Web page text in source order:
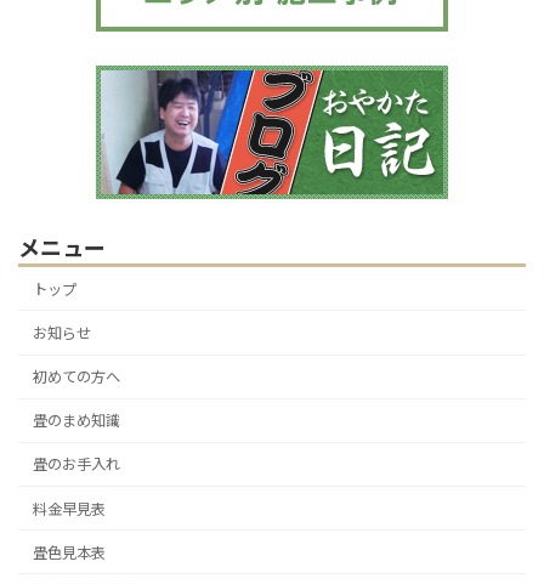
メニュー
トップ
お知らせ
初めての方へ
畳のまめ知識
畳のお手入れ
料金早見表
畳色見本表